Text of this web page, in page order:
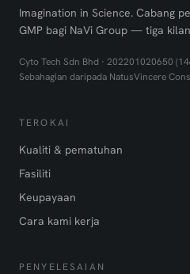
Imagination in Science. Cabang
GMP bagi NaVi Group — tiga
Cyto Tech Sdn Bhd · 202201020650
Sebahagian daripada NatusVincere
TEROKAI
Kualiti & pematuhan
Fasiliti
Keupayaan
Cara kami kerja
PENYELESAIAN